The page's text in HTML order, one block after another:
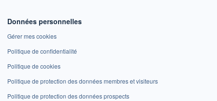
Données personnelles
Gérer mes cookies
Politique de confidentialité
Politique de cookies
Politique de protection des données membres et visiteurs
Politique de protection des données prospects